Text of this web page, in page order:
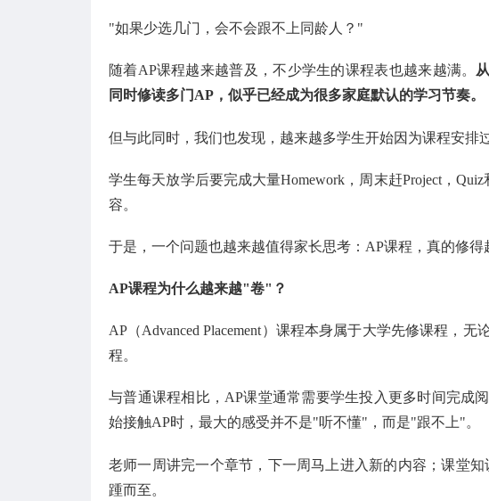
"如果少选几门，会不会跟不上同龄人？"
随着AP课程越来越普及，不少学生的课程表也越来越满。
同时修读多门AP，似乎已经成为很多家庭默认的学习节奏。
但与此同时，我们也发现，越来越多学生开始因为课程安排
学生每天放学后要完成大量Homework，周末赶Project，
容。
于是，一个问题也越来越值得家长思考：AP课程，真的修得
AP课程为什么越来越"卷"？
AP（Advanced Placement）课程本身属于大学先修课程，
程。
与普通课程相比，AP课堂通常需要学生投入更多时间完成
始接触AP时，最大的感受并不是"听不懂"，而是"跟不上"。
老师一周讲完一个章节，下一周马上进入新的内容；课堂
踵而至。